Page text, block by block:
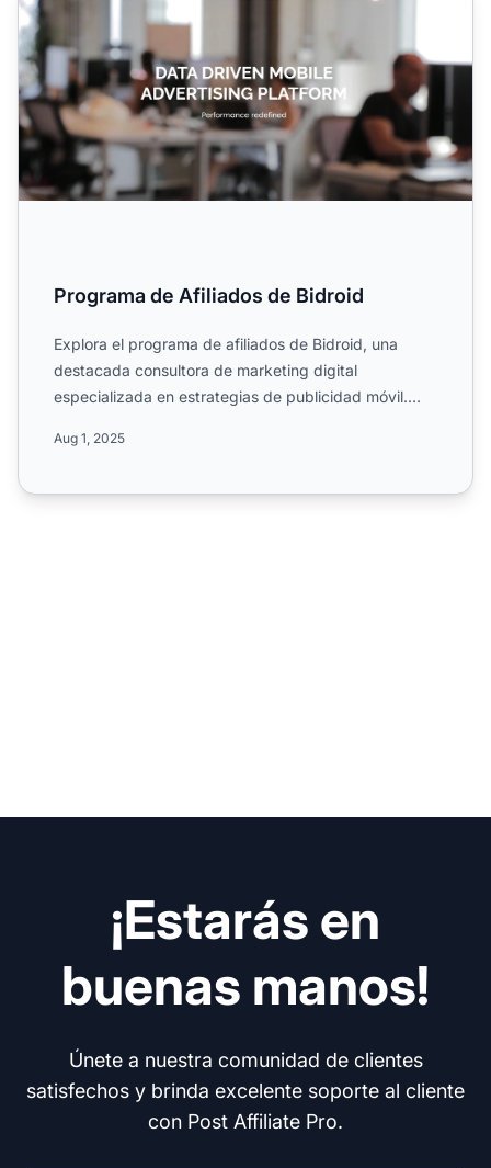
Programa de Afiliados de Bidroid
Explora el programa de afiliados de Bidroid, una
destacada consultora de marketing digital
especializada en estrategias de publicidad móvil.
Aug 1, 2025
¡Estarás en
buenas manos!
Únete a nuestra comunidad de clientes
satisfechos y brinda excelente soporte al cliente
con Post Affiliate Pro.